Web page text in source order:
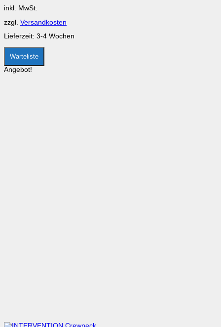
können
der
Produktseite
gewählt
werden
inkl. MwSt.
zzgl. Versandkosten
Lieferzeit: 3-4 Wochen
Warteliste
Angebot!